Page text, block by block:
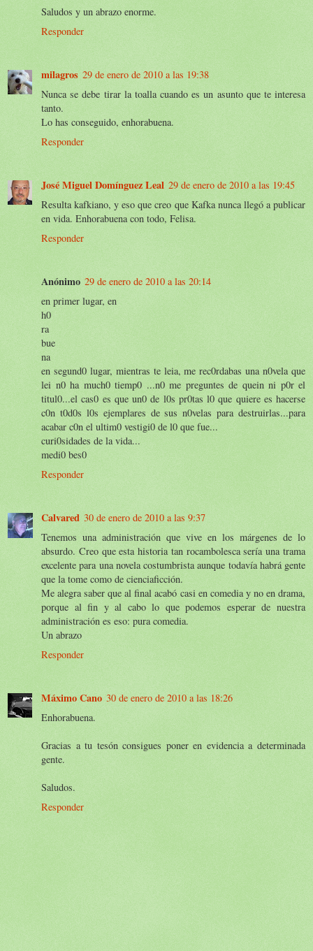
Saludos y un abrazo enorme.
Responder
milagros 29 de enero de 2010 a las 19:38
Nunca se debe tirar la toalla cuando es un asunto que te interesa
tanto.
Lo has conseguido, enhorabuena.
Responder
José Miguel Domínguez Leal 29 de enero de 2010 a las 19:45
Resulta kafkiano, y eso que creo que Kafka nunca llegó a publicar
en vida. Enhorabuena con todo, Felisa.
Responder
Anónimo 29 de enero de 2010 a las 20:14
en primer lugar, en
h0
ra
bue
na
en segund0 lugar, mientras te leia, me rec0rdabas una n0vela que
lei n0 ha much0 tiemp0 ...n0 me preguntes de quein ni p0r el
titul0...el cas0 es que un0 de l0s pr0tas l0 que quiere es hacerse
c0n t0d0s l0s ejemplares de sus n0velas para destruirlas...para
acabar c0n el ultim0 vestigi0 de l0 que fue...
curi0sidades de la vida...
medi0 bes0
Responder
Calvared 30 de enero de 2010 a las 9:37
Tenemos una administración que vive en los márgenes de lo
absurdo. Creo que esta historia tan rocambolesca sería una trama
excelente para una novela costumbrista aunque todavía habrá gente
que la tome como de cienciaficción.
Me alegra saber que al final acabó casi en comedia y no en drama,
porque al fin y al cabo lo que podemos esperar de nuestra
administración es eso: pura comedia.
Un abrazo
Responder
Máximo Cano 30 de enero de 2010 a las 18:26
Enhorabuena.
Gracias a tu tesón consigues poner en evidencia a determinada
gente.
Saludos.
Responder